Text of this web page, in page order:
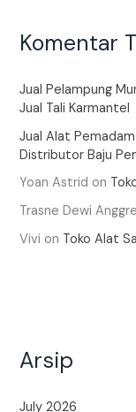
Komentar
Jual Pelampung
Jual Tali Karmantel
Jual Alat Pemadam
Distributor Baju
Yoan Astrid on
Trasne Dewi
Vivi on Toko Alat
Arsip
July 2026